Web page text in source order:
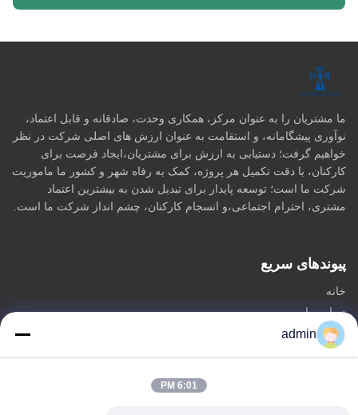
ما مشتریان را به عنوان مرکز، همکاری وحدت، صادقانه و قابل اعتماد،
نوآوری پیشگامانه، و استقامت به عنوان ارزش های اصلی شرکت در نظر
خواهیم گرفت؛ دستیابی به ارزش برای مشتریان،ایجاد فرصت برای
کارکنان، با دقت تکمیل هر پروژه، کمک به رفاه شهر و کشور ما ماموریت
شرکت ما است؛ توسعه پایدار برای تبدیل شدن به بیشترین اعتماد
مشتری، احترام اجتماعی،و انسجام کارکنان، چشم انداز شرکت ما است.
پیوندهای سریع
خانه
درباره ما
محصولاتadmin
6:01 PM